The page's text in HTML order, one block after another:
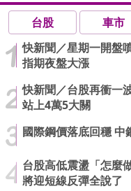
台股 車市
快新聞／星期一開盤
指期夜盤大漲
快新聞／台股再衝一
站上4萬5大關
國際鋼價落底回穩 中
台股高低震盪「怎麼
將迎短線反彈全說了